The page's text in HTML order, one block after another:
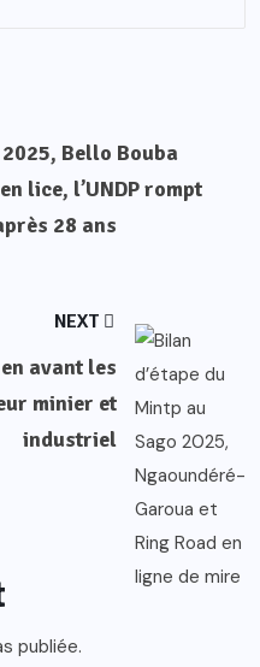
Bello Bouba
lice, l’UNDP rompt
28 ans
NEXT
en avant les
minier et
industriel
publiée.